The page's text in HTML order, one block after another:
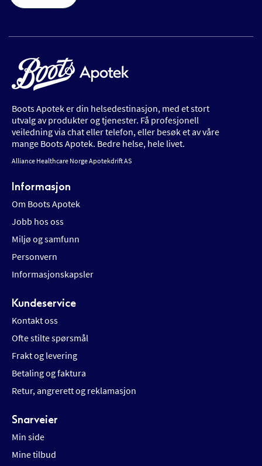
Boots Apotek er din helsedestinasjon, med et stort
utvalg av produkter og tjenester. Få profesjonell
veiledning via chat eller telefon, eller besøk et av våre
mange Boots Apotek. Bedre helse, hele livet.
Alliance Healthcare Norge Apotekdrift AS
Informasjon
Om Boots Apotek
Jobb hos oss
Miljø og samfunn
Personvern
Informasjonskapsler
Kundeservice
Kontakt oss
Ofte stilte spørsmål
Frakt og levering
Betaling og faktura
Retur, angrerett og reklamasjon
Snarveier
Min side
Mine tilbud